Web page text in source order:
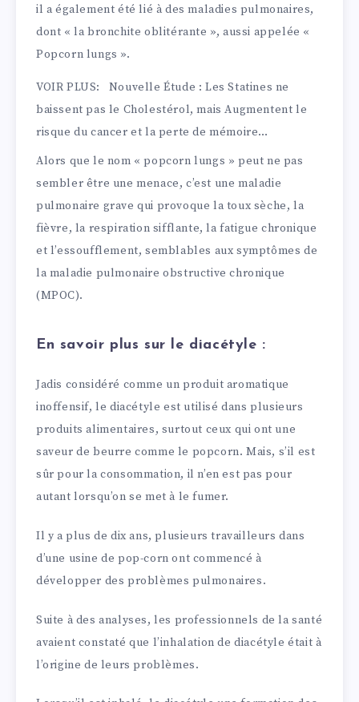
il a également été lié à des maladies pulmonaires,
dont « la bronchite oblitérante », aussi appelée «
Popcorn lungs ».
VOIR PLUS:
Nouvelle Étude : Les Statines ne
baissent pas le Cholestérol, mais Augmentent le
risque du cancer et la perte de mémoire…
Alors que le nom « popcorn lungs » peut ne pas
sembler être une menace, c’est une maladie
pulmonaire grave qui provoque la toux sèche, la
fièvre, la respiration sifflante, la fatigue chronique
et l’essoufflement, semblables aux symptômes de
la maladie pulmonaire obstructive chronique
(MPOC).
En savoir plus sur le diacétyle :
Jadis considéré comme un produit aromatique
inoffensif, le diacétyle est utilisé dans plusieurs
produits alimentaires, surtout ceux qui ont une
saveur de beurre comme le popcorn. Mais, s’il est
sûr pour la consommation, il n’en est pas pour
autant lorsqu’on se met à le fumer.
Il y a plus de dix ans, plusieurs travailleurs dans
d’une usine de pop-corn ont commencé à
développer des problèmes pulmonaires.
Suite à des analyses, les professionnels de la santé
avaient constaté que l’inhalation de diacétyle était à
l’origine de leurs problèmes.